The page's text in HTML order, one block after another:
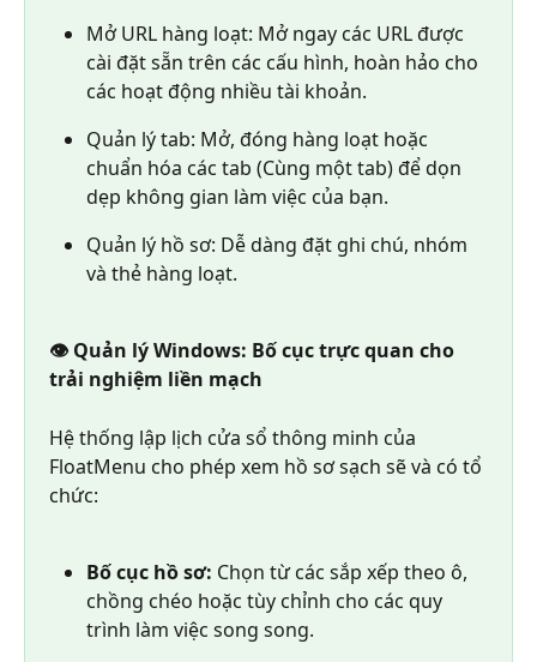
Mở URL hàng loạt: Mở ngay các URL được
cài đặt sẵn trên các cấu hình, hoàn hảo cho
các hoạt động nhiều tài khoản.
Quản lý tab: Mở, đóng hàng loạt hoặc
chuẩn hóa các tab (Cùng một tab) để dọn
dẹp không gian làm việc của bạn.
Quản lý hồ sơ: Dễ dàng đặt ghi chú, nhóm
và thẻ hàng loạt.
👁️ Quản lý Windows: Bố cục trực quan cho
trải nghiệm liền mạch
Hệ thống lập lịch cửa sổ thông minh của
FloatMenu cho phép xem hồ sơ sạch sẽ và có tổ
chức:
Bố cục hồ sơ: Chọn từ các sắp xếp theo ô,
chồng chéo hoặc tùy chỉnh cho các quy
trình làm việc song song.